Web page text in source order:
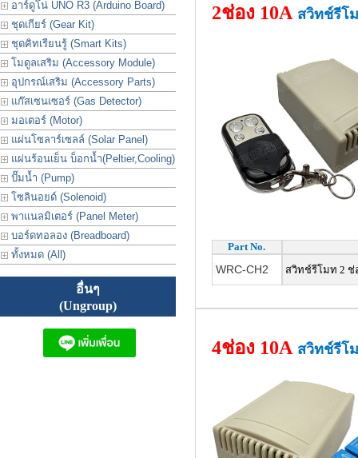
อาร์ดูโน่ UNO R3 (Arduino Board)
ชุดเกียร์ (Gear Kit)
ชุดคิทเรียนรู้ (Smart Kits)
โมดูลเสริม (Accessory Module)
อุปกรณ์เสริม (Accessory Parts)
แก๊สเซนเซอร์ (Gas Detector)
มอเตอร์ (Motor)
แผ่นโซลาร์เซลล์ (Solar Panel)
แผ่นร้อนเย็น บ็อกน้ำ(Peltier,Cooling)
ปั๊มน้ำ (Pump)
โซลินอยด์ (Solenoid)
พาแนลมิเตอร์ (Panel Meter)
บอร์ดทอลอง (Breadboard)
ทั้งหมด (All)
อื่นๆ
(Ungroup)
2ช่อง 10A สวิทช์รีโ
Part No.
WRC-CH2 สวิทช์รีโมท 2 ช่อ
4ช่อง 10A สวิทช์รีโ